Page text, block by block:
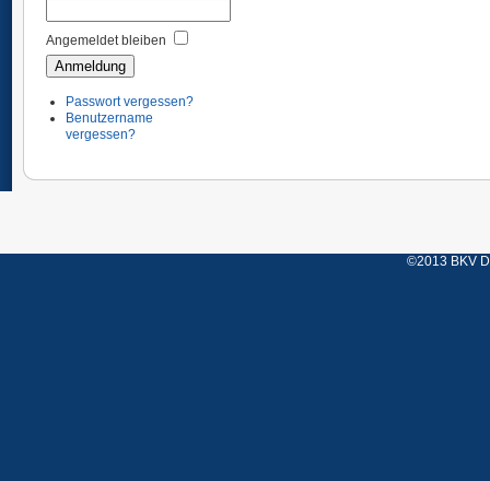
Angemeldet bleiben
Passwort vergessen?
Benutzername
vergessen?
©2013 BKV